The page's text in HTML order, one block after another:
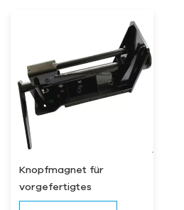
Knopfmagnet für
vorgefertigtes
Schalungssystem mit